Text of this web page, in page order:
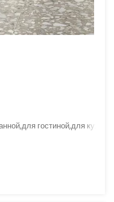
гостиной,для кухни